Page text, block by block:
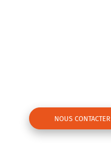
NOUS CONTACTER